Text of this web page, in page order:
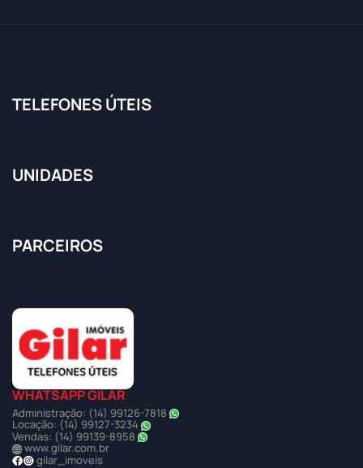
TELEFONES ÚTEIS
UNIDADES
PARCEIROS
WHATSAPP GILAR
Administração: (14) 99126-7818
Locação: (14) 99127-3234
Vendas: (14) 99139-8958
www.gilar.com.br
gilar_imoveis